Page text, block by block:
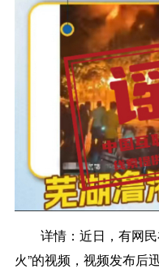
详情： 近日，有网
火”的视频，视频发布后